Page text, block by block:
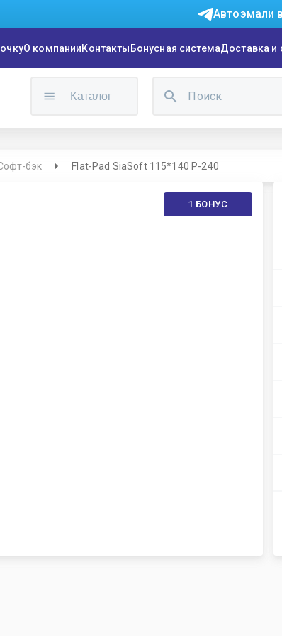
Автоэмали
О компанииКонтакты Бонусная системаДоставка и
Каталог
бэк Flat-Pad SiaSoft 115*140 P-240
1 БОНУС